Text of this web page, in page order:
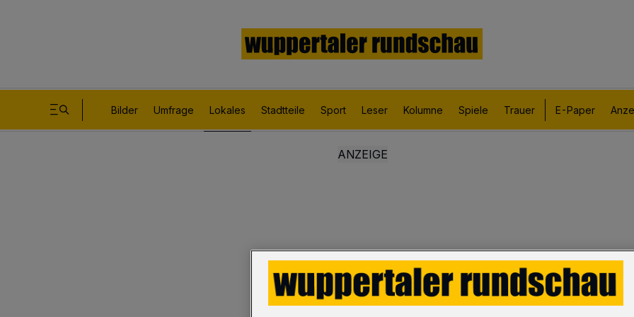
Bilder Umfrage Lokales Stadtteile Sport Leser Kolumne Spiele Trauer E-Paper